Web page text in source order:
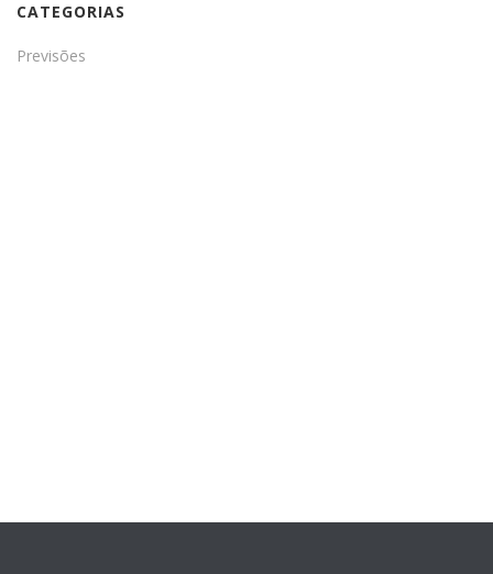
CATEGORIAS
Previsões